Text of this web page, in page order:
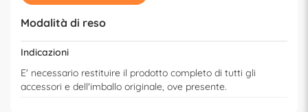
Modalità di reso
Indicazioni
E' necessario restituire il prodotto completo di tutti gli
accessori e dell'imballo originale, ove presente.